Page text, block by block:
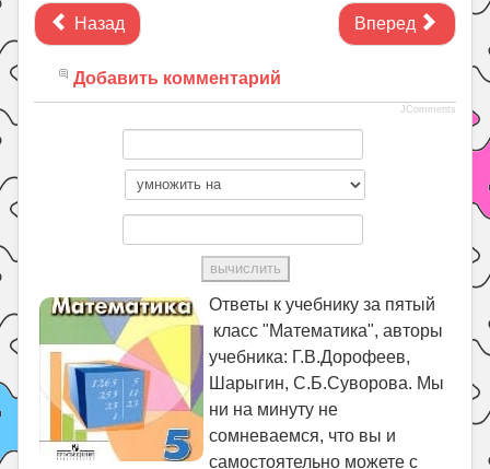
Назад Вперед
Добавить комментарий
JComments
Ответы к учебнику за пятый
класс "Математика", авторы
учебника: Г.В.Дорофеев,
Шарыгин, С.Б.Суворова. Мы
ни на минуту не
сомневаемся, что вы и
самостоятельно можете с